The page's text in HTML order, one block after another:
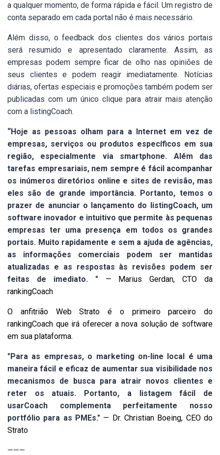
a qualquer momento, de forma rápida e fácil. Um registro de
conta separado em cada portal não é mais necessário.
Além disso, o feedback dos clientes dos vários portais
será resumido e apresentado claramente. Assim, as
empresas podem sempre ficar de olho nas opiniões de
seus clientes e podem reagir imediatamente. Notícias
diárias, ofertas especiais e promoções também podem ser
publicadas com um único clique para atrair mais atenção
com a listingCoach.
“Hoje as pessoas olham para a Internet em vez de
empresas, serviços ou produtos específicos em sua
região, especialmente via smartphone. Além das
tarefas empresariais, nem sempre é fácil acompanhar
os inúmeros diretórios online e sites de revisão, mas
eles são de grande importância. Portanto, temos o
prazer de anunciar o lançamento do listingCoach, um
software inovador e intuitivo que permite às pequenas
empresas ter uma presença em todos os grandes
portais. Muito rapidamente e sem a ajuda de agências,
as informações comerciais podem ser mantidas
atualizadas e as respostas às revisões podem ser
feitas de imediato. " — Marius Gerdan, CTO da
rankingCoach
O anfitrião Web Strato é o primeiro parceiro do
rankingCoach que irá oferecer a nova solução de software
em sua plataforma.
"Para as empresas, o marketing on-line local é uma
maneira fácil e eficaz de aumentar sua visibilidade nos
mecanismos de busca para atrair novos clientes e
reter os atuais. Portanto, a listagem fácil de
usarCoach complementa perfeitamente nosso
portfólio para as PMEs." — Dr. Christian Boeing, CEO do
Strato
———